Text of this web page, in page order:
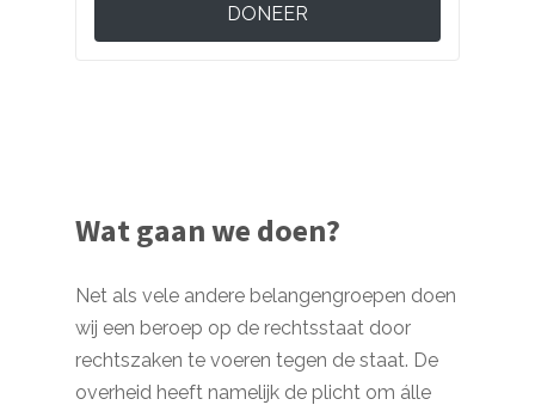
DONEER
Wat gaan we doen?
Net als vele andere belangengroepen doen
wij een beroep op de rechtsstaat door
rechtszaken te voeren tegen de staat. De
overheid heeft namelijk de plicht om álle